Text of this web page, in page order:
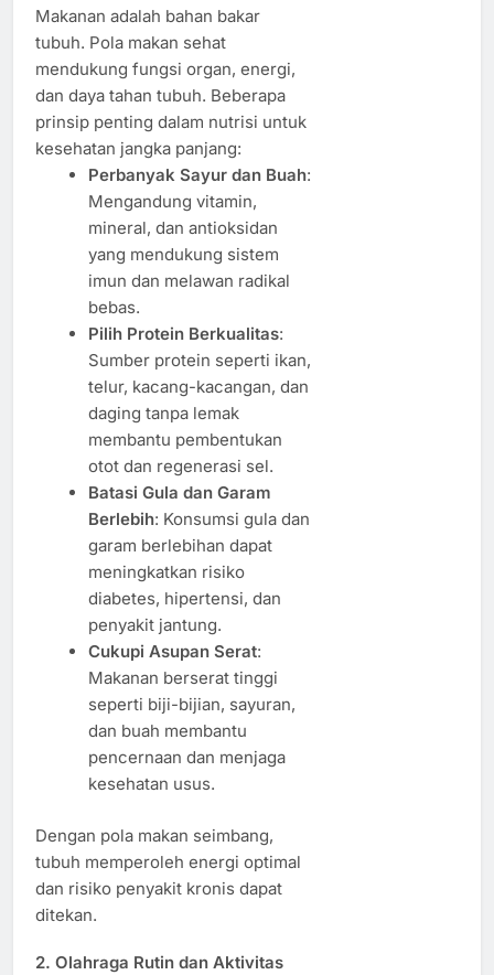
Makanan adalah bahan bakar
tubuh. Pola makan sehat
mendukung fungsi organ, energi,
dan daya tahan tubuh. Beberapa
prinsip penting dalam nutrisi untuk
kesehatan jangka panjang:
Perbanyak Sayur dan Buah:
Mengandung vitamin,
mineral, dan antioksidan
yang mendukung sistem
imun dan melawan radikal
bebas.
Pilih Protein Berkualitas:
Sumber protein seperti ikan,
telur, kacang-kacangan, dan
daging tanpa lemak
membantu pembentukan
otot dan regenerasi sel.
Batasi Gula dan Garam
Berlebih: Konsumsi gula dan
garam berlebihan dapat
meningkatkan risiko
diabetes, hipertensi, dan
penyakit jantung.
Cukupi Asupan Serat:
Makanan berserat tinggi
seperti biji-bijian, sayuran,
dan buah membantu
pencernaan dan menjaga
kesehatan usus.
Dengan pola makan seimbang,
tubuh memperoleh energi optimal
dan risiko penyakit kronis dapat
ditekan.
2. Olahraga Rutin dan Aktivitas